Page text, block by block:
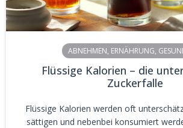
ABNEHMEN, ERNÄHRUNG,
Flüssige Kalorien – die
Zuckerfalle
Flüssige Kalorien werden oft
sättigen und nebenbei konsumiert